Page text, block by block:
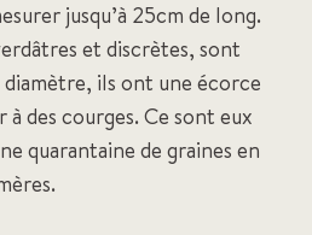
jusqu’à 25cm de long.
et discrètes, sont
ils ont une écorce
des courges. Ce sont eux
quarantaine de graines en